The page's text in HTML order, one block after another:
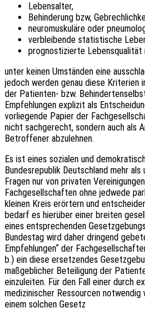
Lebensalter,
Behinderung bzw,
neuromuskuläre oder
verbleibende statistische
prognostizierte Lebensqualität
unter keinen Umständen eine
jedoch werden genau diese Kriterien
der Patienten- bzw.
Empfehlungen explizit als
vorliegende Papier der
nicht sachgerecht, sondern auch als
Betroffener abzulehnen.
Es ist eines sozialen und
Bundesrepublik Deutschland mehr
Fragen nur von privaten
Fachgesellschaften ohne jedwede
kleinen Kreis erörtern und
bedarf es hierüber einer breiten
eines entsprechenden
Bundestag wird daher dringend
Empfehlungen“ der
b.) ein diese ersetzendes
maßgeblicher Beteiligung der
einzuleiten. Für den Fall einer durch
medizinischer Ressourcen
einem solchen Gesetz